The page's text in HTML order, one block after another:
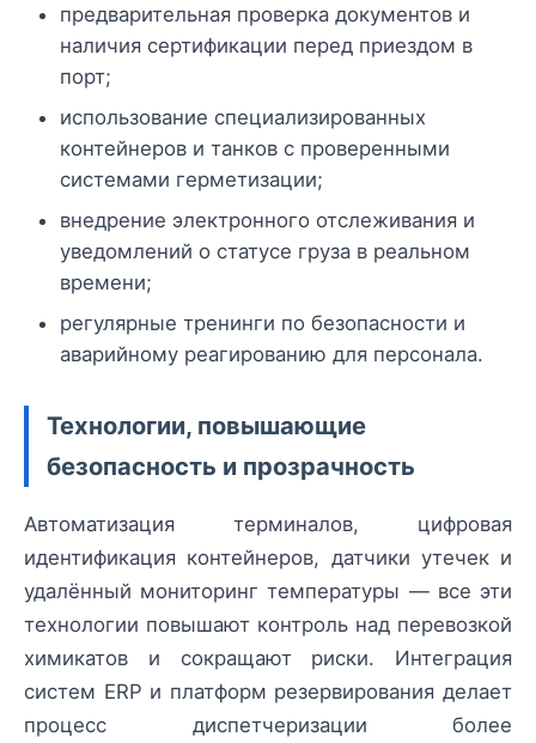
предварительная проверка документов и
наличия сертификации перед приездом в
порт;
использование специализированных
контейнеров и танков с проверенными
системами герметизации;
внедрение электронного отслеживания и
уведомлений о статусе груза в реальном
времени;
регулярные тренинги по безопасности и
аварийному реагированию для персонала.
Технологии, повышающие
безопасность и прозрачность
Автоматизация терминалов, цифровая
идентификация контейнеров, датчики утечек и
удалённый мониторинг температуры — все эти
технологии повышают контроль над перевозкой
химикатов и сокращают риски. Интеграция
систем ERP и платформ резервирования делает
процесс диспетчеризации более